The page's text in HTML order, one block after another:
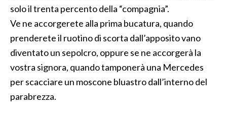
solo il trenta percento della “compagnia”.
Ve ne accorgerete alla prima bucatura, quando
prenderete il ruotino di scorta dall’apposito vano
diventato un sepolcro, oppure se ne accorgerà la
vostra signora, quando tamponerà una Mercedes
per scacciare un moscone bluastro dall’interno del
parabrezza.